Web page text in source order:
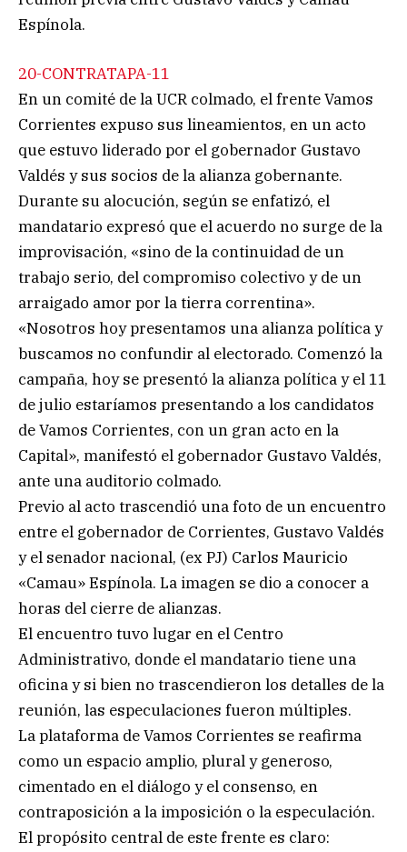
Espínola.
20-CONTRATAPA-11
En un comité de la UCR colmado, el frente Vamos
Corrientes expuso sus lineamientos, en un acto
que estuvo liderado por el gobernador Gustavo
Valdés y sus socios de la alianza gobernante.
Durante su alocución, según se enfatizó, el
mandatario expresó que el acuerdo no surge de la
improvisación, «sino de la continuidad de un
trabajo serio, del compromiso colectivo y de un
arraigado amor por la tierra correntina».
«Nosotros hoy presentamos una alianza política y
buscamos no confundir al electorado. Comenzó la
campaña, hoy se presentó la alianza política y el 11
de julio estaríamos presentando a los candidatos
de Vamos Corrientes, con un gran acto en la
Capital», manifestó el gobernador Gustavo Valdés,
ante una auditorio colmado.
Previo al acto trascendió una foto de un encuentro
entre el gobernador de Corrientes, Gustavo Valdés
y el senador nacional, (ex PJ) Carlos Mauricio
«Camau» Espínola. La imagen se dio a conocer a
horas del cierre de alianzas.
El encuentro tuvo lugar en el Centro
Administrativo, donde el mandatario tiene una
oficina y si bien no trascendieron los detalles de la
reunión, las especulaciones fueron múltiples.
La plataforma de Vamos Corrientes se reafirma
como un espacio amplio, plural y generoso,
cimentado en el diálogo y el consenso, en
contraposición a la imposición o la especulación.
El propósito central de este frente es claro: